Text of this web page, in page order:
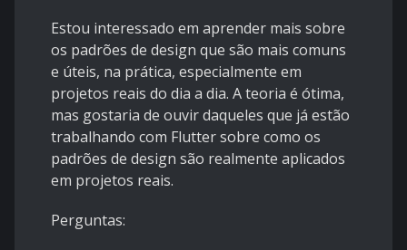
Estou interessado em aprender mais sobre
os padrões de design que são mais comuns
e úteis, na prática, especialmente em
projetos reais do dia a dia. A teoria é ótima,
mas gostaria de ouvir daqueles que já estão
trabalhando com Flutter sobre como os
padrões de design são realmente aplicados
em projetos reais.
Perguntas: